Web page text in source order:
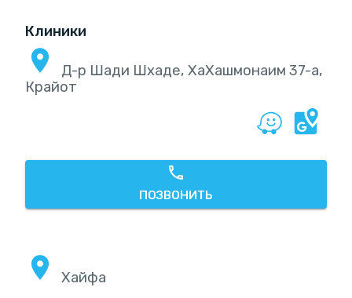
Клиники
Д-р Шади Шхаде, ХаХашмонаим 37-а,
Крайот
ПОЗВОНИТЬ
Хайфа